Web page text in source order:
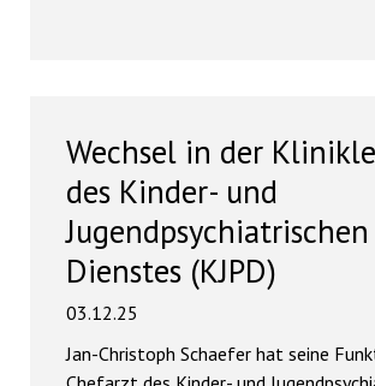
Wechsel in der
des Kinder- und
Jugendpsychiatrischen
Dienstes (KJPD)
03.12.25
Jan-Christoph Schaefer hat seine